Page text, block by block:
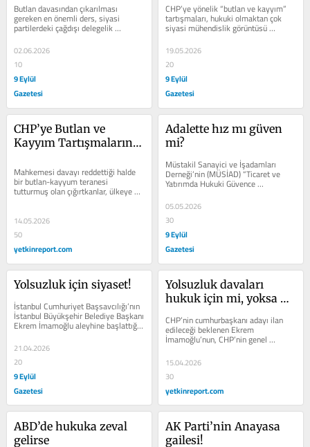
Butlan davasından çıkarılması
gereken en önemli ders, siyasi
partilerdeki çağdışı delegelik
sisteminin suistimale açık olduğu ve
yaygın...
02.06.2026
10
9 Eylül
Gazetesi
CHP’ye yönelik “butlan ve kayyım”
tartışmaları, hukuki olmaktan çok
siyasi mühendislik görüntüsü
vermeye başladı. Mahkeme davayı...
19.05.2026
20
9 Eylül
Gazetesi
CHP’ye Butlan ve
Kayyım Tartışmalarının
Mahkemesi davayı reddettiği halde
bir butlan-kayyum teranesi
tutturmuş olan çığırtkanlar, ülkeye
vereceği devasa zarar umurlarında
14.05.2026
50
yetkinreport.com
Adalette hız mı güven
mi?
Müstakil Sanayici ve İşadamları
Derneği’nin (MÜSİAD) “Ticaret ve
Yatırımda Hukuki Güvence
Adalet...
05.05.2026
30
9 Eylül
Gazetesi
Yolsuzluk için siyaset!
İstanbul Cumhuriyet Başsavcılığı’nın
İstanbul Büyükşehir Belediye Başkanı
Ekrem İmamoğlu aleyhine başlattığı,
diğer illerdeki...
21.04.2026
20
9 Eylül
Gazetesi
Yolsuzluk davaları
hukuk için mi, yoksa
için mi?
CHP’nin cumhurbaşkanı adayı ilan
edileceği beklenen Ekrem
İmamoğlu’nun, CHP’nin genel
başkanlığına Özgür Özel’in
seçilmesinden...
15.04.2026
30
yetkinreport.com
ABD’de hukuka zeval
gelirse
AK Parti’nin Anayasa
gailesi!